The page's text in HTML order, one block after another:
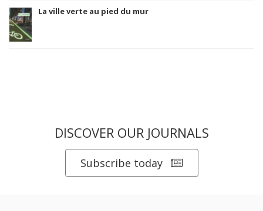
La ville verte au pied du mur
DISCOVER OUR JOURNALS
Subscribe today